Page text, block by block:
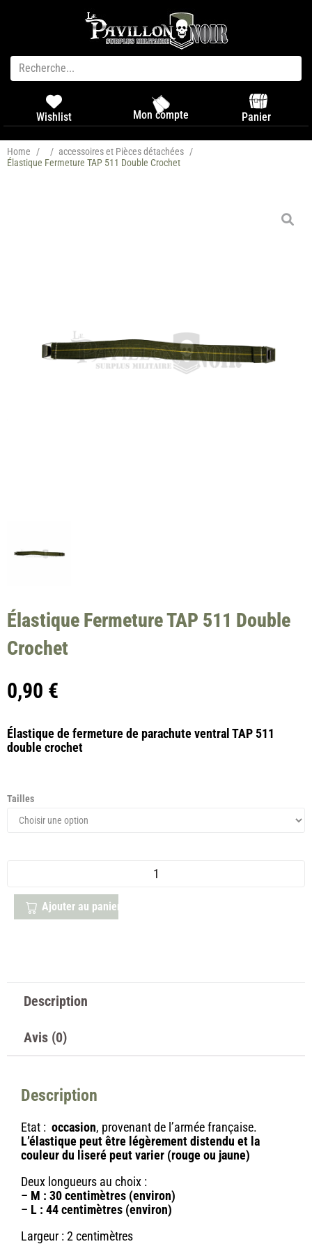
Wishlist Mon compte Panier
Home / / accessoires et Pièces détachées /
Élastique Fermeture TAP 511 Double Crochet
Élastique Fermeture TAP 511 Double
Crochet
0,90 €
Élastique de fermeture de parachute ventral TAP 511
double crochet
Tailles
Ajouter au panier
Description
Avis (0)
Description
Etat : occasion, provenant de l’armée française.
L’élastique peut être légèrement distendu et la
couleur du liseré peut varier (rouge ou jaune)
Deux longueurs au choix :
– M : 30 centimètres (environ)
– L : 44 centimètres (environ)
Largeur : 2 centimètres